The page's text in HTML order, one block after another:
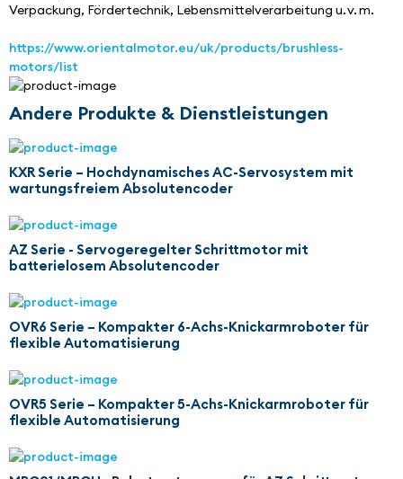
Verpackung, Fördertechnik, Lebensmittelverarbeitung u. v. m.
https://www.orientalmotor.eu/uk/products/brushless-
motors/list
Andere Produkte & Dienstleistungen
KXR Serie – Hochdynamisches AC-Servosystem mit
wartungsfreiem Absolutencoder
AZ Serie - Servogeregelter Schrittmotor mit
batterielosem Absolutencoder
OVR6 Serie – Kompakter 6-Achs-Knickarmroboter für
flexible Automatisierung
OVR5 Serie – Kompakter 5-Achs-Knickarmroboter für
flexible Automatisierung